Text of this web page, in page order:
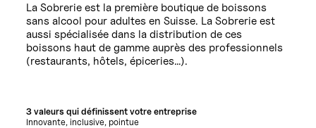
La Sobrerie est la première boutique de boissons
sans alcool pour adultes en Suisse. La Sobrerie est
aussi spécialisée dans la distribution de ces
boissons haut de gamme auprès des professionnels
(restaurants, hôtels, épiceries…).
3 valeurs qui définissent votre entreprise
Innovante, inclusive, pointue